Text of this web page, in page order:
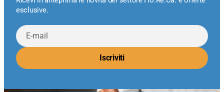
esclusive.
E-
mail
Iscriviti